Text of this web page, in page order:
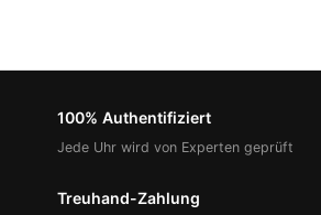
100% Authentifiziert
Jede Uhr wird von Experten geprüft
Treuhand-Zahlung